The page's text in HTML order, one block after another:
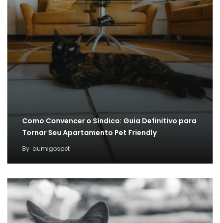
Como Convencer o Síndico: Guia Definitivo para
Tornar Seu Apartamento Pet Friendly
By aumigospet